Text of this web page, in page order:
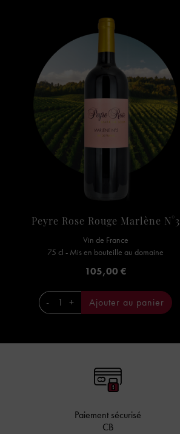
Peyre Rose Rouge Marlène N°3
Vin de France
75 cl - Mis en bouteille au domaine
Prix
105,00 €
- + Ajouter au panier
Paiement sécurisé
CB